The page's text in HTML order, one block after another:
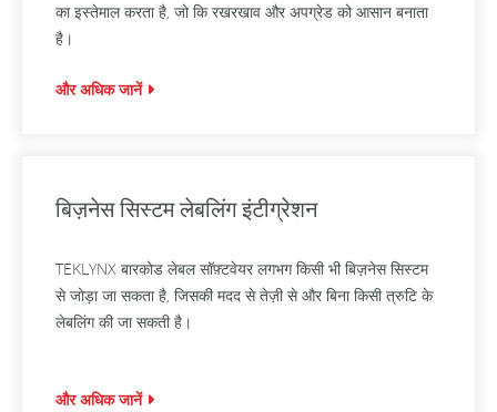
का इस्तेमाल करता है, जो कि रखरखाव और अपग्रेड को आसान बनाता
है।
और अधिक जानें
बिज़नेस सिस्टम लेबलिंग इंटीग्रेशन
TEKLYNX बारकोड लेबल सॉफ़्टवेयर लगभग किसी भी बिज़नेस सिस्टम
से जोड़ा जा सकता है, जिसकी मदद से तेज़ी से और बिना किसी त्रुटि के
लेबलिंग की जा सकती है।
और अधिक जानें